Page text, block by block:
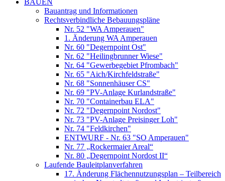
BAUEN
Bauantrag und Informationen
Rechtsverbindliche Bebauungspläne
Nr. 52 "WA Amperauen"
1. Änderung WA Amperauen
Nr. 60 "Degernpoint Ost"
Nr. 62 "Heilingbrunner Wiese"
Nr. 64 "Gewerbegebiet Pfrombach"
Nr. 65 "Aich/Kirchfeldstraße"
Nr. 68 "Sonnenhäuser CS"
Nr. 69 "PV-Anlage Kurlandstraße"
Nr. 70 "Containerbau ELA"
Nr. 72 "Degernpoint Nordost"
Nr. 73 "PV-Anlage Preisinger Loh"
Nr. 74 "Feldkirchen"
ENTWURF - Nr. 63 "SO Amperauen"
Nr. 77 „Rockermaier Areal“
Nr. 80 „Degernpoint Nordost II“
Laufende Bauleitplanverfahren
17. Änderung Flächennutzungsplan – Teilbereich